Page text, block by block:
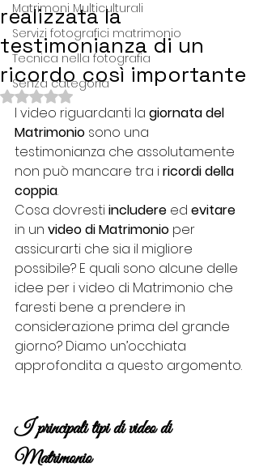
Matrimoni Multiculturali
Servizi fotografici matrimonio
Tecnica nella fotografia
Senza categoria
realizzata la
testimonianza di un
ricordo così importante
Valutazione NaN stelle su 5.
I video riguardanti la giornata del
Matrimonio sono una
testimonianza che assolutamente
non può mancare tra i ricordi della
coppia.
Cosa dovresti includere ed evitare
in un video di Matrimonio per
assicurarti che sia il migliore
possibile? E quali sono alcune delle
idee per i video di Matrimonio che
faresti bene a prendere in
considerazione prima del grande
giorno? Diamo un’occhiata
approfondita a questo argomento.
I principali tipi di video di
Matrimonio